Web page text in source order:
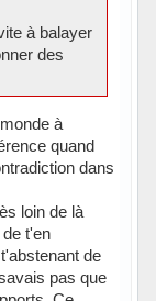
à balayer
des
à
quand
dans
loin de là
t'en
de
pas que